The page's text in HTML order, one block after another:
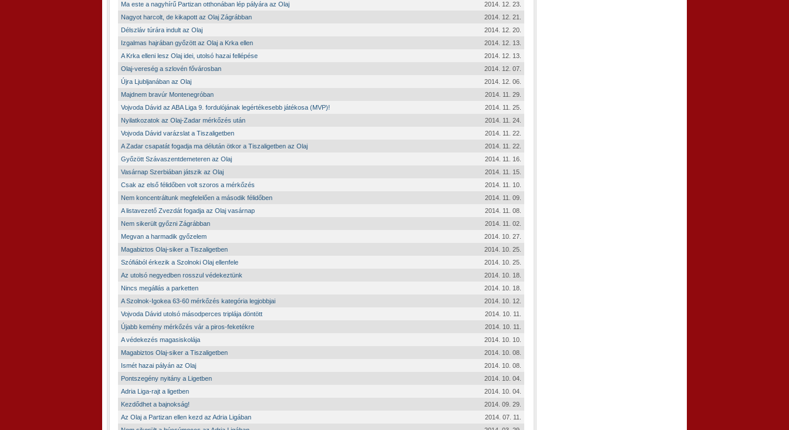
Ma este a nagyhírű Partizan otthonában lép pályára az Olaj
2014. 12. 23.
Nagyot harcolt, de kikapott az Olaj Zágrábban
2014. 12. 21.
Délszláv túrára indult az Olaj
2014. 12. 20.
Izgalmas hajrában győzött az Olaj a Krka ellen
2014. 12. 13.
A Krka elleni lesz Olaj idei, utolsó hazai fellépése
2014. 12. 13.
Olaj-vereség a szlovén fővárosban
2014. 12. 07.
Újra Ljubljanában az Olaj
2014. 12. 06.
Majdnem bravúr Montenegróban
2014. 11. 29.
Vojvoda Dávid az ABA Liga 9. fordulójának legértékesebb játékosa (MVP)!
2014. 11. 25.
Nyilatkozatok az Olaj-Zadar mérkőzés után
2014. 11. 24.
Vojvoda Dávid varázslat a Tiszaligetben
2014. 11. 22.
A Zadar csapatát fogadja ma délután ötkor a Tiszaligetben az Olaj
2014. 11. 22.
Győzött Szávaszentdemeteren az Olaj
2014. 11. 16.
Vasárnap Szerbiában játszik az Olaj
2014. 11. 15.
Csak az első félidőben volt szoros a mérkőzés
2014. 11. 10.
Nem koncentráltunk megfelelően a második félidőben
2014. 11. 09.
A listavezető Zvezdát fogadja az Olaj vasárnap
2014. 11. 08.
Nem sikerült győzni Zágrábban
2014. 11. 02.
Megvan a harmadik győzelem
2014. 10. 27.
Magabiztos Olaj-siker a Tiszaligetben
2014. 10. 25.
Szófiából érkezik a Szolnoki Olaj ellenfele
2014. 10. 25.
Az utolsó negyedben rosszul védekeztünk
2014. 10. 18.
Nincs megállás a parketten
2014. 10. 18.
A Szolnok-Igokea 63-60 mérkőzés kategória legjobbjai
2014. 10. 12.
Vojvoda Dávid utolsó másodperces triplája döntött
2014. 10. 11.
Újabb kemény mérkőzés vár a piros-feketékre
2014. 10. 11.
A védekezés magasiskolája
2014. 10. 10.
Magabiztos Olaj-siker a Tiszaligetben
2014. 10. 08.
Ismét hazai pályán az Olaj
2014. 10. 08.
Pontszegény nyitány a Ligetben
2014. 10. 04.
Adria Liga-rajt a ligetben
2014. 10. 04.
Kezdődhet a bajnokság!
2014. 09. 29.
Az Olaj a Partizan ellen kezd az Adria Ligában
2014. 07. 11.